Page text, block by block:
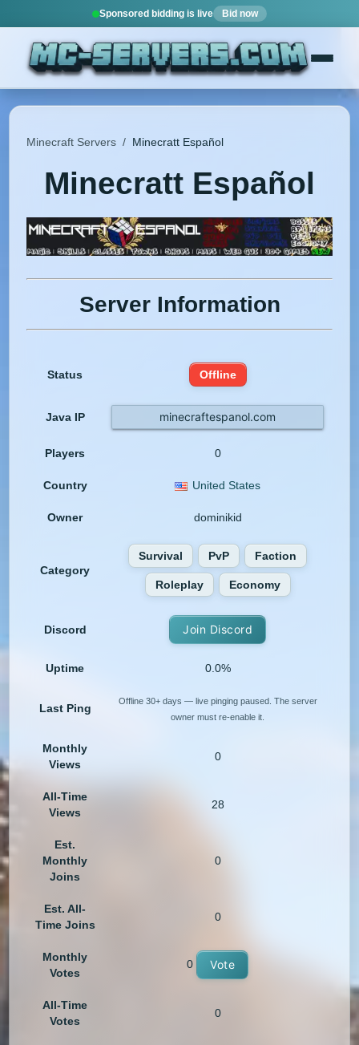
Sponsored bidding is live Bid now
Minecraft Servers / Minecratt Español
Minecratt Español
Server Information
Status Offline
Java IP minecraftespanol.com
Players 0
Country United States
Owner dominikid
Category
Survival PvP Faction
Roleplay Economy
Discord Join Discord
Uptime 0.0%
Last Ping
Offline 30+ days — live pinging paused. The server
owner must re-enable it.
Monthly
Views
0
All-Time
Views
28
Est.
Monthly
Joins
0
Est. All-
Time Joins
0
Monthly
Votes
0 Vote
All-Time
Votes
0